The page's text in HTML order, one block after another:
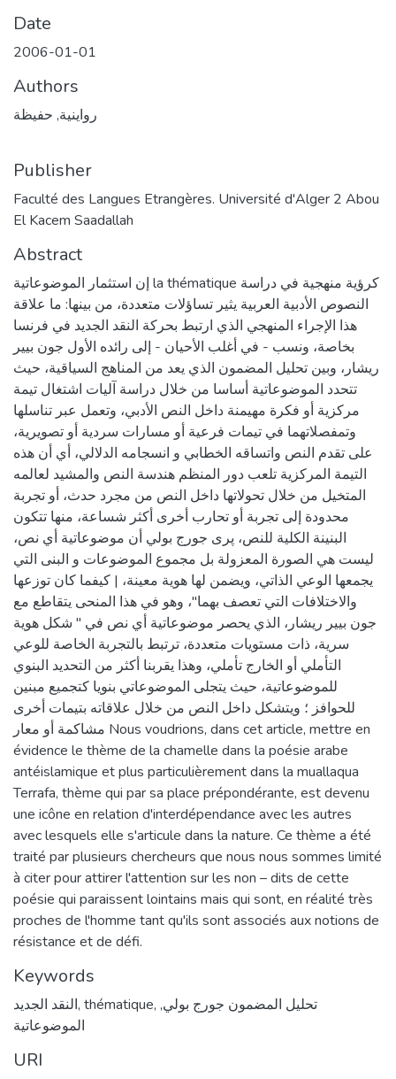
Date
2006-01-01
Authors
رواينية, حفيظة
Publisher
Faculté des Langues Etrangères. Université d'Alger 2 Abou
El Kacem Saadallah
Abstract
إن استثمار الموضوعاتية la thématique کرؤية منهجية في دراسة
النصوص الأدبية العربية يثير تساؤلات متعددة، من بينها: ما علاقة
هذا الإجراء المنهجي الذي ارتبط بحركة النقد الجديد في فرنسا
بخاصة، ونسب - في أغلب الأحيان - إلى رائده الأول جون بيير
ريشار، وبين تحليل المضمون الذي يعد من المناهج السياقية، حيث
تتحدد الموضوعاتية أساسا من خلال دراسة آليات اشتغال تيمة
مركزية أو فكرة مهيمنة داخل النص الأدبي، وتعمل عبر تناسلها
وتمفصلاتهما في تیمات فرعية أو مسارات سردية أو تصويرية،
على تقدم النص واتساقه الخطابي و انسجامه الدلالي، أي أن هذه
التيمة المركزية تلعب دور المنظم هندسة النص والمشيد لعالمه
المتخيل من خلال تحولاتها داخل النص من مجرد حدث، أو تجربة
محدودة إلى تجربة أو تحارب أخرى أكثر شساعة، منها تتكون
البنينة الكلية للنص، پری جورج بولي أن موضوعاتية أي نص،
ليست هي الصورة المعزولة بل مجموع الموضوعات و البنى التي
يجمعها الوعي الذاتي، ويضمن لها هوية معينة، | كيفما كان توزعها
والاختلافات التي تعصف بهما"، وهو في هذا المنحى يتقاطع مع
جون بيير ريشار، الذي يحصر موضوعاتية أي نص في " شكل هوية
سرية، ذات مستويات متعددة، ترتبط بالتجربة الخاصة للوعي
التأملي أو الخارج تأملي، وهذا يقربنا أكثر من التحديد البنوي
للموضوعاتية، حيث يتجلى الموضوعاتي بنویا کتجميع مبنين
للحوافز ؛ ويتشكل داخل النص من خلال علاقاته بتيمات أخرى
مشاكمة أو معار Nous voudrions, dans cet article, mettre en
évidence le thème de la chamelle dans la poésie arabe
antéislamique et plus particulièrement dans la muallaqua
Terrafa, thème qui par sa place prépondérante, est devenu
une icône en relation d'interdépendance avec les autres
avec lesquels elle s'articule dans la nature. Ce thème a été
traité par plusieurs chercheurs que nous nous sommes limité
à citer pour attirer l'attention sur les non – dits de cette
poésie qui paraissent lointains mais qui sont, en réalité très
proches de l'homme tant qu'ils sont associés aux notions de
résistance et de défi.
Keywords
النقد الجديد, thématique, تحليل المضمون جورج بولي,
الموضوعاتية
URI